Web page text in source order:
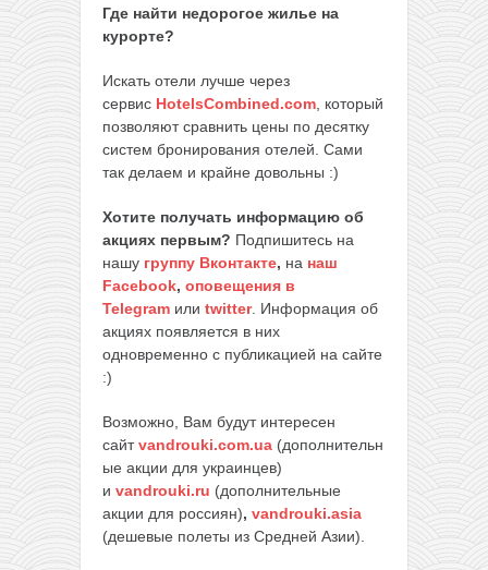
Где найти недорогое жилье на
курорте?
Искать отели лучше через
сервис HotelsCombined.com , который
позволяют сравнить цены по десятку
систем бронирования отелей. Сами
так делаем и крайне довольны :)
Хотите получать информацию об
акциях первым? Подпишитесь на
нашу группу Вконтакте, на наш
Facebook, оповещения в
Telegram или twitter. Информация об
акциях появляется в них
одновременно с публикацией на сайте
:)
Возможно, Вам будут интересен
сайтvandrouki.com.ua (дополнительн
ые акции для украинцев)
и vandrouki.ru (дополнительные
акции для россиян), vandrouki.asia
(дешевые полеты из Средней Азии).